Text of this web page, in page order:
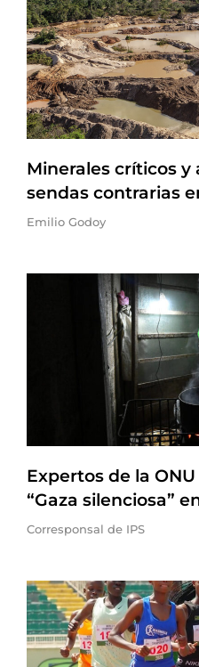
Minerales críticos
sendas contrarias
Emilio Godoy
Expertos de la
“Gaza silenciosa”
Corresponsal de IPS